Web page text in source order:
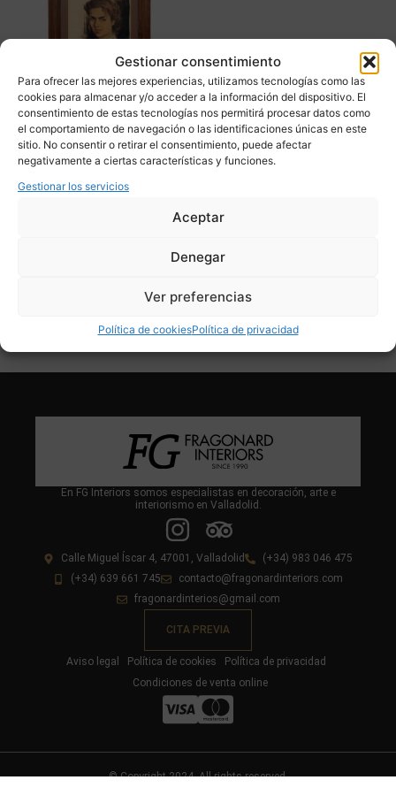
Gestionar consentimiento
Para ofrecer las mejores experiencias, utilizamos tecnologías como las
cookies para almacenar y/o acceder a la información del dispositivo. El
consentimiento de estas tecnologías nos permitirá procesar datos como
el comportamiento de navegación o las identificaciones únicas en este
sitio. No consentir o retirar el consentimiento, puede afectar
negativamente a ciertas características y funciones.
Gestionar los servicios
Aceptar
Denegar
Ver preferencias
Política de cookiesPolítica de privacidad
Retrato femenino,
carboncillo y pastel, José
Manuel Capuletti, s. XX
En FG Interiors somos especialistas en decoración, arte e
interiorismo en Valladolid.
Calle Miguel Íscar 4, 47001, Valladolid
(+34) 983 046 475
(+34) 639 661 745
contacto@fragonardinteriors.com
fragonardinterios@gmail.com
CITA PREVIA
Aviso legal Política de cookies
Política de privacidad
Condiciones de venta online
© Copyright 2024. All rights reserved.